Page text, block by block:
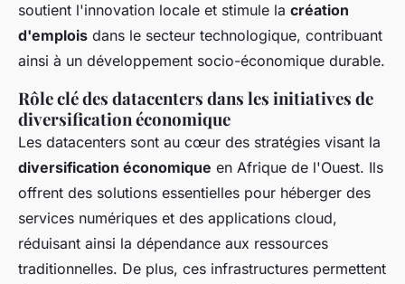
soutient l'innovation locale et stimule la création
d'emplois dans le secteur technologique, contribuant
ainsi à un développement socio-économique durable.
Rôle clé des datacenters dans les initiatives de
diversification économique
Les datacenters sont au cœur des stratégies visant la
diversification économique en Afrique de l'Ouest. Ils
offrent des solutions essentielles pour héberger des
services numériques et des applications cloud,
réduisant ainsi la dépendance aux ressources
traditionnelles. De plus, ces infrastructures permettent